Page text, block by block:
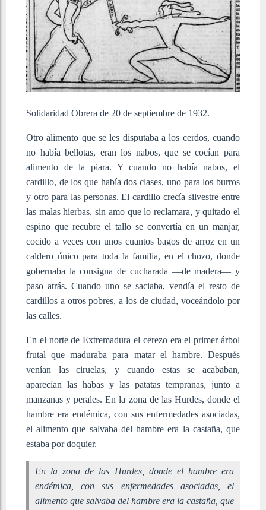
Solidaridad Obrera de 20 de septiembre de 1932.
Otro alimento que se les disputaba a los cerdos, cuando
no había bellotas, eran los nabos, que se cocían para
alimento de la piara. Y cuando no había nabos, el
cardillo, de los que había dos clases, uno para los burros
y otro para las personas. El cardillo crecía silvestre entre
las malas hierbas, sin amo que lo reclamara, y quitado el
espino que recubre el tallo se convertía en un manjar,
cocido a veces con unos cuantos bagos de arroz en un
caldero único para toda la familia, en el chozo, donde
gobernaba la consigna de cucharada ―de madera― y
paso atrás. Cuando uno se saciaba, vendía el resto de
cardillos a otros pobres, a los de ciudad, voceándolo por
las calles.
En el norte de Extremadura el cerezo era el primer árbol
frutal que maduraba para matar el hambre. Después
venían las ciruelas, y cuando estas se acababan,
aparecían las habas y las patatas tempranas, junto a
manzanas y perales. En la zona de las Hurdes, donde el
hambre era endémica, con sus enfermedades asociadas,
el alimento que salvaba del hambre era la castaña, que
estaba por doquier.
En la zona de las Hurdes, donde el hambre era
endémica, con sus enfermedades asociadas, el
alimento que salvaba del hambre era la castaña, que